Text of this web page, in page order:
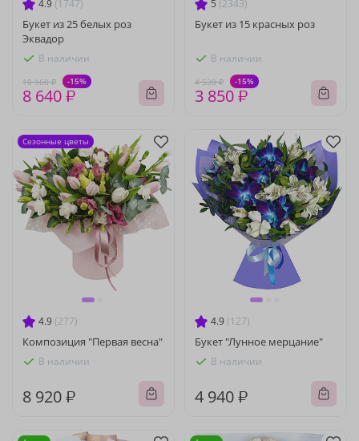
4.9 (1747)
Букет из 25 белых роз
Эквадор
В наличии
10 160 ₽ -15%
8 640 ₽
5 (2343)
Букет из 15 красных роз
В наличии
4 530 ₽ -15%
3 850 ₽
4.9 (277)
Композиция "Первая весна"
В наличии
8 920 ₽
Сезонные цветы
4.9 (127)
Букет "Лунное мерцание"
В наличии
4 940 ₽